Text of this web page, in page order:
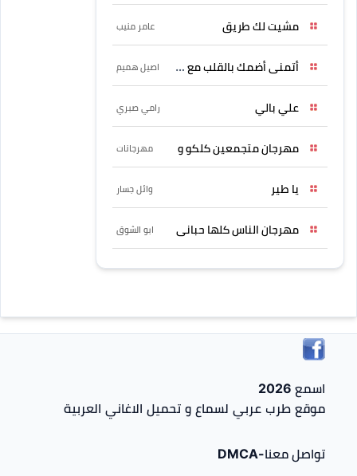
مشيت لك طريق عامر منيب
أتمنى أضمك بالقلب مع حسين اصيل هميم
علي بالي رامي صبري
مهرجان متجمعين كلكو و مهرجانات
يا طير وائل جسار
مهرجان الناس كلها حبانى ابو الشوق
اسمع 2026
موقع طرب عربي لسماع و تحميل الاغاني العربية
تواصل معنا-DMCA